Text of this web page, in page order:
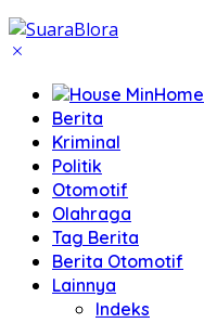
Home
Berita
Kriminal
Politik
Otomotif
Olahraga
Tag Berita
Berita Otomotif
Lainnya
Indeks